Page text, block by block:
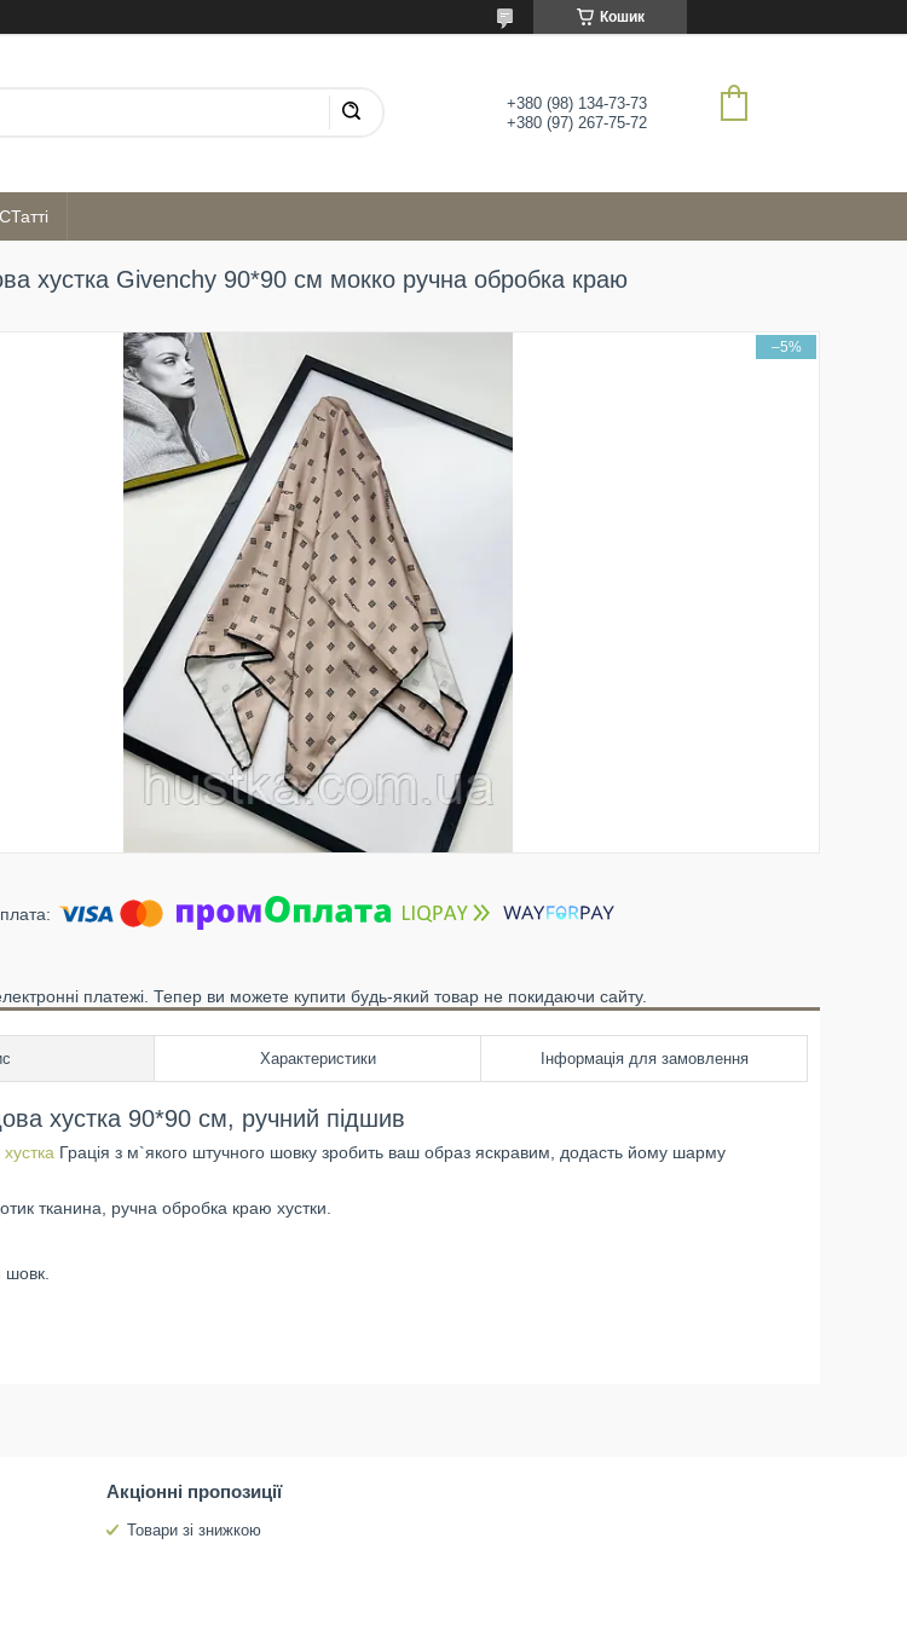
Кошик
+380 (98) 134-73-73
+380 (97) 267-75-72
СТатті
хустка Givenchy 90*90 см мокко ручна обробка краю
–5%
платежі. Тепер ви можете купити будь-який товар не покидаючи сайту.
Характеристики Інформація для замовлення
хустка 90*90 см, ручний підшив
хустка Грація з м`якого штучного шовку зробить ваш образ яскравим, додасть йому шарму
тканина, ручна обробка краю хустки.
Акціонні пропозиції
Товари зі знижкою